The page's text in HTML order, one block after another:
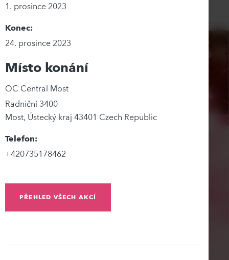
1. prosince 2023
Konec:
24. prosince 2023
Místo konání
OC Central Most
Radniční 3400
Most, Ústecký kraj 43401 Czech Republic
Telefon:
+420735178462
PŘEHLED VŠECH AKCÍ